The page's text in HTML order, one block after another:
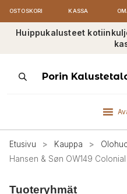
OSTOSKORI KASSA
Huippukalusteet
ProductsPorin
Etusivu > Kauppa >
Hansen & Søn OW149
Tuoteryhmät